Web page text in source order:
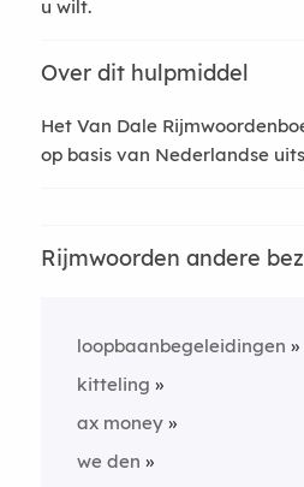
u wilt.
Over dit hulpmiddel
Het Van Dale
op basis van Nederlandse
Rijmwoorden andere
loopbaanbegeleidingen
kitteling
ax money
we den